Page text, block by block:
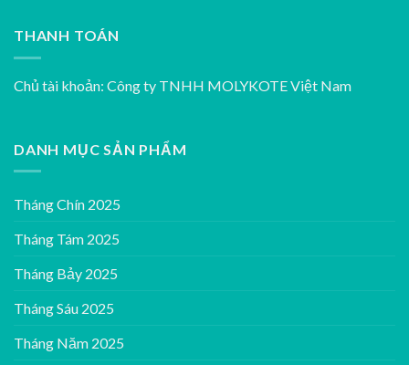
THANH TOÁN
Chủ tài khoản: Công ty TNHH MOLYKOTE Việt Nam
DANH MỤC SẢN PHẨM
Tháng Chín 2025
Tháng Tám 2025
Tháng Bảy 2025
Tháng Sáu 2025
Tháng Năm 2025